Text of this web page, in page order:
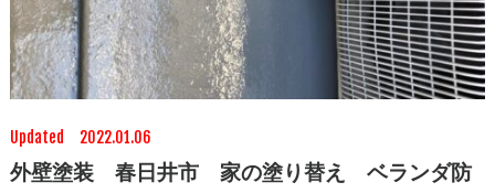
Updated 2022.01.06
外壁塗装 春日井市 家の塗り替え ベランダ防